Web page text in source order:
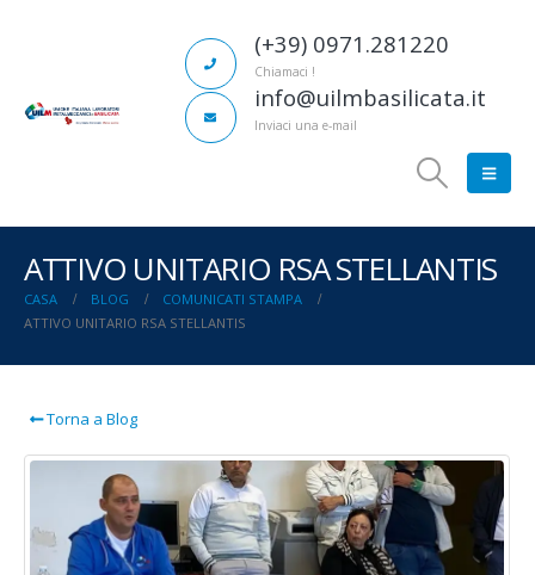
(+39) 0971.281220
Chiamaci !
info@uilmbasilicata.it
Inviaci una e-mail
ATTIVO UNITARIO RSA STELLANTIS
CASA BLOG
COMUNICATI STAMPA
ATTIVO UNITARIO RSA STELLANTIS
Torna a Blog